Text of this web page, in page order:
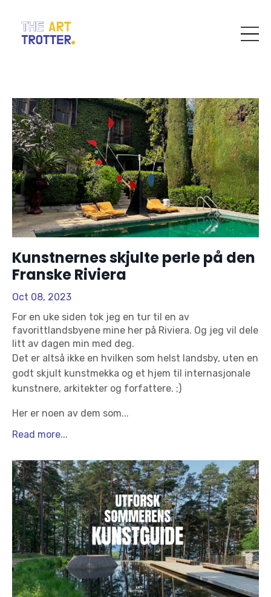
Kunstnernes skjulte perle på den
Franske Riviera
Oct 08, 2023
For en uke siden tok jeg en tur til en av
favorittlandsbyene mine her på Riviera. Og jeg vil dele
litt av dagen min med deg.
Det er altså ikke en hvilken som helst landsby, uten en
godt skjult kunstmekka og et hjem til internasjonale
kunstnere, arkitekter og forfattere. ;)
Her er noen av dem som...
Read more...